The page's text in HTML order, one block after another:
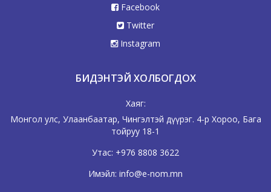
Facebook
Twitter
Instagram
БИДЭНТЭЙ ХОЛБОГДОХ
Хаяг:
Монгол улс, Улаанбаатар, Чингэлтэй дүүрэг. 4-р Хороо, Бага
тойруу 18-1
Утас: +976 8808 3622
Имэйл: info@e-nom.mn